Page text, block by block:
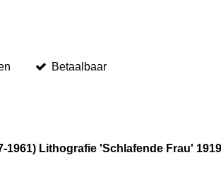
Betaalbaar
1961) Lithografie 'Schlafende Frau'